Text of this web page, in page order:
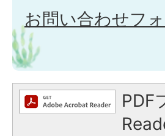
お問い合わせフ
PDF